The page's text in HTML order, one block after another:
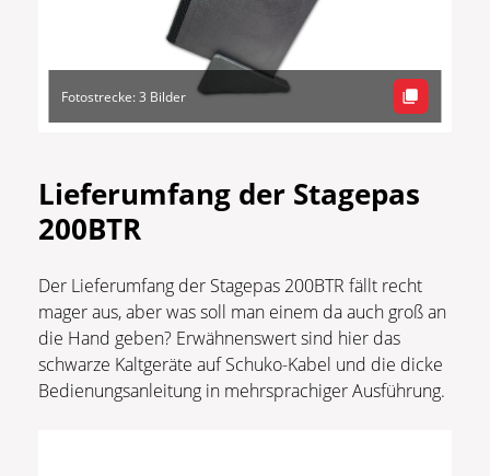
Fotostrecke: 3 Bilder
Lieferumfang der Stagepas
200BTR
Der Lieferumfang der Stagepas 200BTR fällt recht
mager aus, aber was soll man einem da auch groß an
die Hand geben? Erwähnenswert sind hier das
schwarze Kaltgeräte auf Schuko-Kabel und die dicke
Bedienungsanleitung in mehrsprachiger Ausführung.